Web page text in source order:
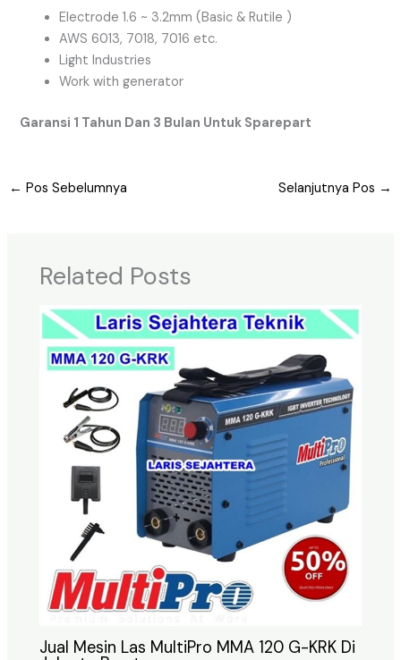
Electrode 1.6 ~ 3.2mm (Basic & Rutile )
AWS 6013, 7018, 7016 etc.
Light Industries
Work with generator
Garansi 1 Tahun Dan 3 Bulan Untuk Sparepart
← Pos Sebelumnya Selanjutnya Pos →
Related Posts
Jual Mesin Las MultiPro MMA 120 G-KRK Di